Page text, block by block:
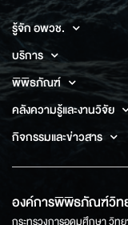
รู้จัก อพวช.
บริการ
พิพิธภัณฑ์
คลังความรู้และงานวิจัย
กิจกรรมและข่าวสาร
องค์การพิพิธภัณฑ์วิท